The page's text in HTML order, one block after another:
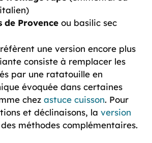
de Provence ou basilic sec
une version encore plus
consiste à remplacer les
par une ratatouille en
évoquée dans certaines
chez astuce cuisson. Pour
et déclinaisons, la version
méthodes complémentaires.